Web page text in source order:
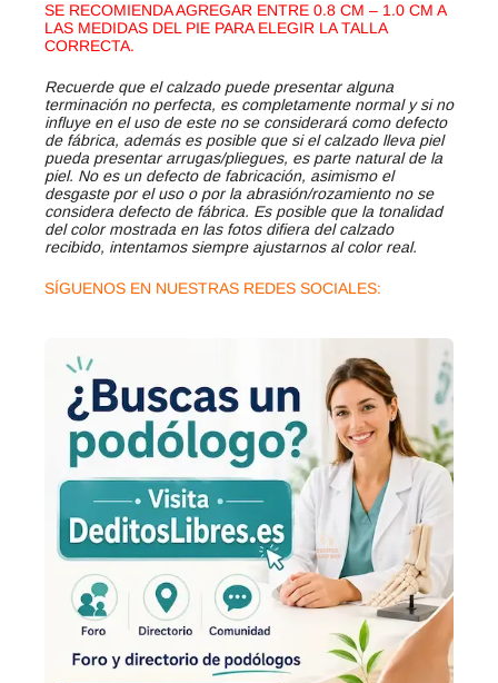
SE RECOMIENDA AGREGAR ENTRE 0.8 CM – 1.0 CM A
LAS MEDIDAS DEL PIE PARA ELEGIR LA TALLA
CORRECTA.
Recuerde que el calzado puede presentar alguna
terminación no perfecta, es completamente normal y si no
influye en el uso de este no se considerará como defecto
de fábrica, además es posible que si el calzado lleva piel
pueda presentar arrugas/pliegues, es parte natural de la
piel. No es un defecto de fabricación, asimismo el
desgaste por el uso o por la abrasión/rozamiento no se
considera defecto de fábrica. Es posible que la tonalidad
del color mostrada en las fotos difiera del calzado
recibido, intentamos siempre ajustarnos al color real.
SÍGUENOS EN NUESTRAS REDES SOCIALES: